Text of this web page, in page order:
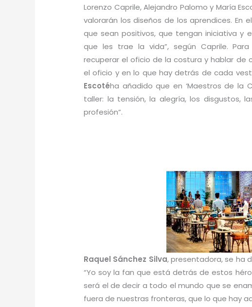
Lorenzo Caprile, Alejandro Palomo y María
valorarán los diseños de los aprendices. En
que sean positivos, que tengan iniciativa y
que les trae la vida”, según Caprile. Para
recuperar el oficio de la costura y hablar de
el oficio y en lo que hay detrás de cada
Escotéha añadido que en ‘Maestros de la
taller: la tensión, la alegría, los disgustos,
profesión”.
Raquel Sánchez Silva, presentadora, se ha
“Yo soy la fan que está detrás de estos
será el de decir a todo el mundo que se
fuera de nuestras fronteras, que lo que hay